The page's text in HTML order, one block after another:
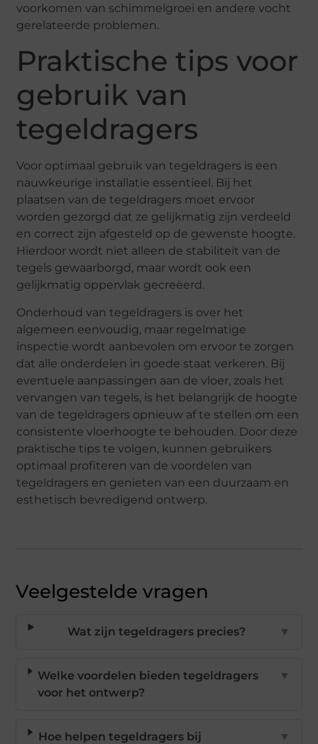
voorkomen van schimmelgroei en andere vocht
gerelateerde problemen.
Praktische tips voor
gebruik van
tegeldragers
Voor optimaal gebruik van tegeldragers is een
nauwkeurige installatie essentieel. Bij het
plaatsen van de tegeldragers moet ervoor
worden gezorgd dat ze gelijkmatig zijn verdeeld
en correct zijn afgesteld op de gewenste hoogte.
Hierdoor wordt niet alleen de stabiliteit van de
tegels gewaarborgd, maar wordt ook een
gelijkmatig oppervlak gecreëerd.
Onderhoud van tegeldragers is over het
algemeen eenvoudig, maar regelmatige
inspectie wordt aanbevolen om ervoor te zorgen
dat alle onderdelen in goede staat verkeren. Bij
eventuele aanpassingen aan de vloer, zoals het
vervangen van tegels, is het belangrijk de hoogte
van de tegeldragers opnieuw af te stellen om een
consistente vloerhoogte te behouden. Door deze
praktische tips te volgen, kunnen gebruikers
optimaal profiteren van de voordelen van
tegeldragers en genieten van een duurzaam en
esthetisch bevredigend ontwerp.
Veelgestelde vragen
Wat zijn tegeldragers precies? ▼
Welke voordelen bieden tegeldragers
voor het ontwerp?
▼
Hoe helpen tegeldragers bij
▼